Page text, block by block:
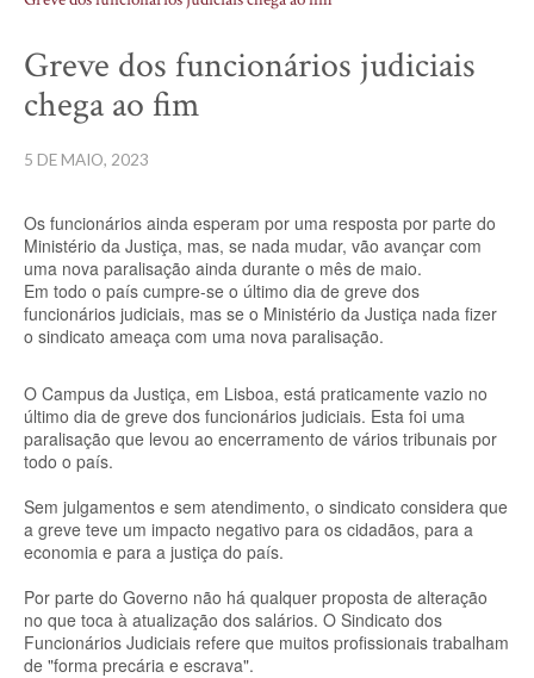
Greve dos funcionários judiciais
chega ao fim
5 DE MAIO, 2023
Os funcionários ainda esperam por uma resposta por parte do
Ministério da Justiça, mas, se nada mudar, vão avançar com
uma nova paralisação ainda durante o mês de maio.
Em todo o país cumpre-se o último dia de greve dos
funcionários judiciais, mas se o Ministério da Justiça nada fizer
o sindicato ameaça com uma nova paralisação.
O Campus da Justiça, em Lisboa, está praticamente vazio no
último dia de greve dos funcionários judiciais. Esta foi uma
paralisação que levou ao encerramento de vários tribunais por
todo o país.
Sem julgamentos e sem atendimento, o sindicato considera que
a greve teve um impacto negativo para os cidadãos, para a
economia e para a justiça do país.
Por parte do Governo não há qualquer proposta de alteração
no que toca à atualização dos salários. O Sindicato dos
Funcionários Judiciais refere que muitos profissionais trabalham
de "forma precária e escrava".